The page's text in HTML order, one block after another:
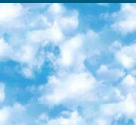
эквивалентного уровня студенты, изучающие определенный предмет, освобождаются от экзамена; по соответствующим предметам запланирована итоговая государственная аттестация за день до дня, путем жеребьевки Рабочей группой (в письменной форме по предметам, проводимым в форме) из числа сформированных вариантов выбрано 2 варианта; 2 выбранных варианта экзамена анонсированы на официальном сайте министерства и все выпускники по всей стране на основе этих вариантов проводит итоговую государственную аттестацию. 6. Государственное образование учащихся средних общеобразовательных учреждений. знания в соответствии с квалификационными требованиями, которые необходимо приобрести на основании стандартов итоговый (выпускной) контроль для 9 и 11 классов в целях тестирования Экзамены (далее – экзамены) состоят из предметов, перечисленных в приложении 1. будет сделано. 7. Экзамены пройдут с 26 мая по 15 июня 2024 г. (кроме науки физического воспитания). 8. Физическая для учащихся 9 классов общесредних образовательных учреждений. Экзамены по предмету «Образование, квалификация медицина» 1-6 мая 2024 года. сотрудники перевести под присмотр (с отклонениями в физическом или умственном развитии) специализированная школа для детей, школы-интернаты и со сколиозом школы-интернаты санаторного типа для больных детей исключены). 9. Он был слепым, слабовидящим и имел нарушения опорно-двигательного аппарата. экзамены в специализированных школах и интернатах для детей должны проводиться исходя из требований, предъявляемых к общеобразовательным учреждениям (физкультура кроме науки). 10. Специализированная школа для глухих и слабослышащих детей. и экзамены в интернатах и быть реализован в виде письменного теста по математике. 11. Специальность для умственно отсталых детей. Для 9 класса Родной язык и литературное письмо Государственный язык (язык обучения – узбекский). для неклассов) написано Математическое письмо Письменная/устная история Узбекистана Физическое воспитание практично Итоговый контроль Для 11 класса Написание родного языка и литературы (эссе) Математическое письмо Узбекский язык (обучение на узбекском языке) не посещающее общее среднее образование для учреждений)/Образовательное учреждение выбор письменный и устный Иностранный язык письменный/устный Письменная/устная история Узбекистана *По выбору студента:  Химия  Физика  Основы государственного права  География 10 бесплатных образовательных ресурсов - Мы составили подборку онлайн-проектов с интерактивными упражнениями, видеолекциями и статьями. Они помогут вам обрести новые и освежить старые знания бесплатно. 1. «ИНТУИТ» Старейшая образовательная площадка Рунета. Здесь вы найдёте сотни текстовых и видеокурсов на